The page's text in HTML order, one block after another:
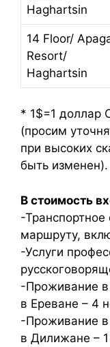
Haghartsin
14 Floor/
Resort/
Haghartsin
* 1$=1 доллар
(просим
при высоких
быть изменен).
В стоимость
-
маршруту,
-Услуги
-Проживание в
в Ереване – 4
-Проживание в
в Дилижане – 1